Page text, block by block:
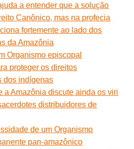
a entender que a solução
Canônico, mas na profecia
fortemente ao lado dos
da Amazônia
Organismo episcopal
proteger os direitos
dos indígenas
a Amazônia discute ainda os viri
distribuidores de
de um Organismo
pan-amazônico